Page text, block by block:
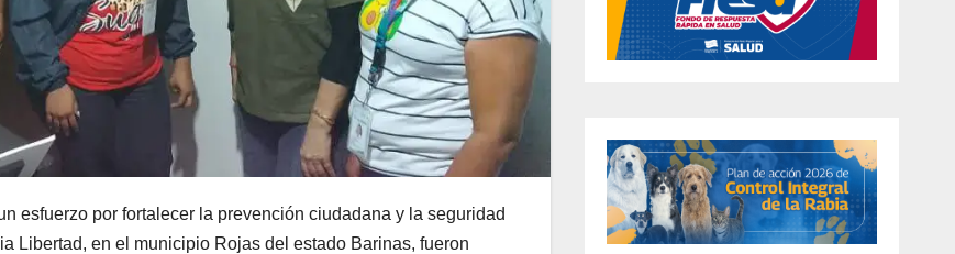
esfuerzo por fortalecer la prevención ciudadana y la seguridad
Libertad, en el municipio Rojas del estado Barinas, fueron